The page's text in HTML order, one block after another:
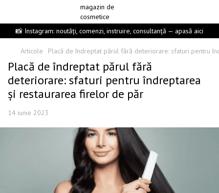
📸 Instagram: noutăți, comenzi, instruire, consultanță — apasă aici
Articole Placă de îndreptat părul fără deteriorare: sfaturi pentru
Placă de îndreptat părul fără
deteriorare: sfaturi pentru îndreptarea
și restaurarea firelor de păr
14 iunie 2023